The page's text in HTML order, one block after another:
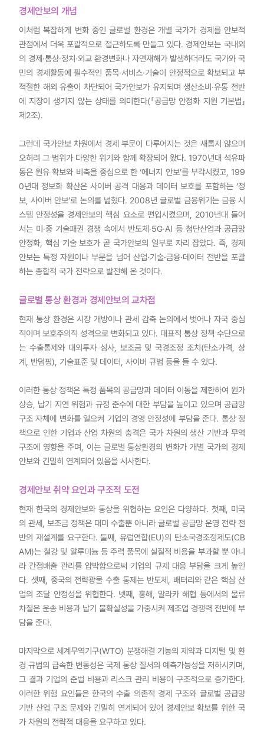
경제안보의 개념
이처럼 복잡하게 변화 중인 글로벌 환경은 개별 국가가 경제를 안보적
관점에서 더욱 포괄적으로 접근하도록 만들고 있다. 경제안보는 국내외
의 경제·통상·정치·외교 환경변화나 자연재해가 발생하더라도 국가와 국
민의 경제활동에 필수적인 품목·서비스·기술이 안정적으로 확보되고 부
적절한 해외 유출이 차단되어 국가안보가 유지되며 생산소비·유통 전반
에 지장이 생기지 않는 상태를 의미한다(「공급망 안정화 지원 기본법」
제2조).
그런데 국가안보 차원에서 경제 부문이 다루어지는 것은 새롭지 않으며
오히려 그 범위가 다양한 위기와 함께 확장되어 왔다. 1970년대 석유파
동은 원유 확보와 비축을 중심으로 한 ‘에너지 안보’를 부각시켰고, 199
0년대 정보화 확산은 사이버 공격 대응과 데이터 보호를 포함하는 ‘정
보, 사이버 안보’로 논의를 넓혔다. 2008년 글로벌 금융위기는 금융 시
스템 안정성을 경제안보의 핵심 요소로 편입시켰으며, 2010년대 들어
서는 미·중 기술패권 경쟁 속에서 반도체·5G·AI 등 첨단산업과 공급망
안정화, 핵심 기술 보호가 곧 국가안보의 일부로 자리 잡았다. 즉, 경제
안보는 특정 자원이나 부문을 넘어 산업·기술·금융·데이터 전반을 포괄
하는 종합적 국가 전략으로 발전해 온 것이다.
글로벌 통상 환경과 경제안보의 교차점
현재 통상 환경은 시장 개방이나 관세 감축 논의에서 벗어나 자국 중심
적이며 보호주의적 성격으로 변화되고 있다. 대표적 통상 정책 수단으로
는 수출통제와 대외투자 심사, 보조금 및 국경조정 조치(탄소가격, 상
계, 반덤핑), 기술표준 및 데이터, 사이버 규범 등을 들 수 있다.
이러한 통상 정책은 특정 품목의 공급망과 데이터 이동을 제한하여 원가
상승, 납기 지연 위험과 규정 준수에 대한 부담을 높이고 있으며 공급망
구조 자체에 변화를 일으켜 기업의 경영 안정성에 부담을 준다. 통상 정
책으로 인한 기업과 산업 차원의 충격은 국가 차원의 생산 기반과 무역
구조에 영향을 주며, 이는 글로벌 통상환경의 변화가 개별 국가의 경제
안보와 긴밀히 연계되어 있음을 시사한다.
경제안보 취약 요인과 구조적 도전
현재 한국의 경제안보와 통상을 위협하는 요인은 다양하다. 첫째, 미국
의 관세, 보조금 정책은 대미 수출뿐 아니라 글로벌 공급망 운영 전략 전
반의 재설계를 요구한다. 둘째, 유럽연합(EU)의 탄소국경조정제도(CB
AM)는 철강 및 알루미늄 등 주력 품목에 실질적 비용을 부과할 뿐 아니
라 간접배출 관리를 압박함으로써 기업의 규제 대응 부담을 크게 높인
다. 셋째, 중국의 전략광물 수출 통제는 반도체, 배터리와 같은 핵심 산
업의 조달 안정성을 위협한다. 넷째, 홍해, 말라카 해협 등에서의 물류
차질은 운송 비용과 납기 불확실성을 가중시켜 제조업 경쟁력 전반에 부
담을 준다.
마지막으로 세계무역기구(WTO) 분쟁해결 기능의 제약과 디지털 및 환
경 규범의 급속한 변동성은 국제 통상 질서의 예측가능성을 저하시키며,
그 결과 기업의 준법 비용과 리스크 관리 비용이 구조적으로 증가한다.
이러한 위험 요인들은 한국의 수출 의존적 경제 구조와 글로벌 공급망
기반 산업 구조 문제와 긴밀히 연계되어 있어 경제안보 확보를 위한 국
가 차원의 전략적 대응을 요구하고 있다.